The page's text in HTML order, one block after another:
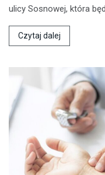
ulicy Sosnowej, która
Czytaj dalej